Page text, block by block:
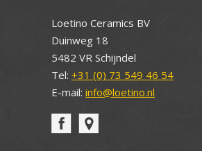
Loetino Ceramics BV
Duinweg 18
5482 VR Schijndel
Tel: +31 (0) 73 549 46 54
E-mail: info@loetino.nl